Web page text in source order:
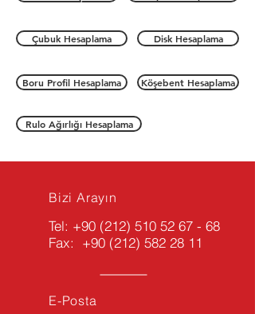
Çubuk Hesaplama Disk Hesaplama
Boru Profil Hesaplama Köşebent Hesaplama
Rulo Ağırlığı Hesaplama
Bizi Arayın
Tel: +90 (212) 510 52 67 - 68
Fax: +90 (212) 582 28 11
E-Posta